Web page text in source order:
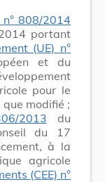
n° 808/2014
portant
(UE) n°
et du
pour le
modifié ;
2013 du
du 17
à la
agricole
(CEE) n°